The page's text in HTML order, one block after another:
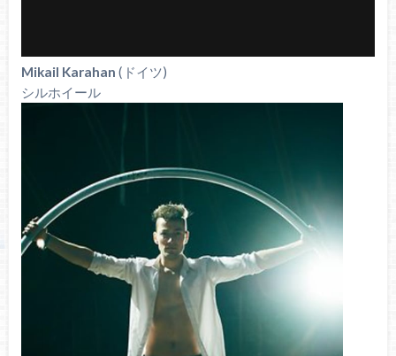
Mikail Karahan (ドイツ)
シルホイール